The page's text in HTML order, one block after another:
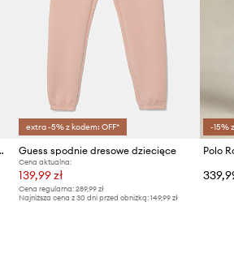
Sweatpants TR G
extra -5% z kodem: OFF*
Guess spodnie dresowe dziecięce
Cena aktualna:
139,99 zł
Cena regularna: 289,99 zł
Najniższa cena z 30 dni przed obniżką: 149,99 zł
-15%
Polo